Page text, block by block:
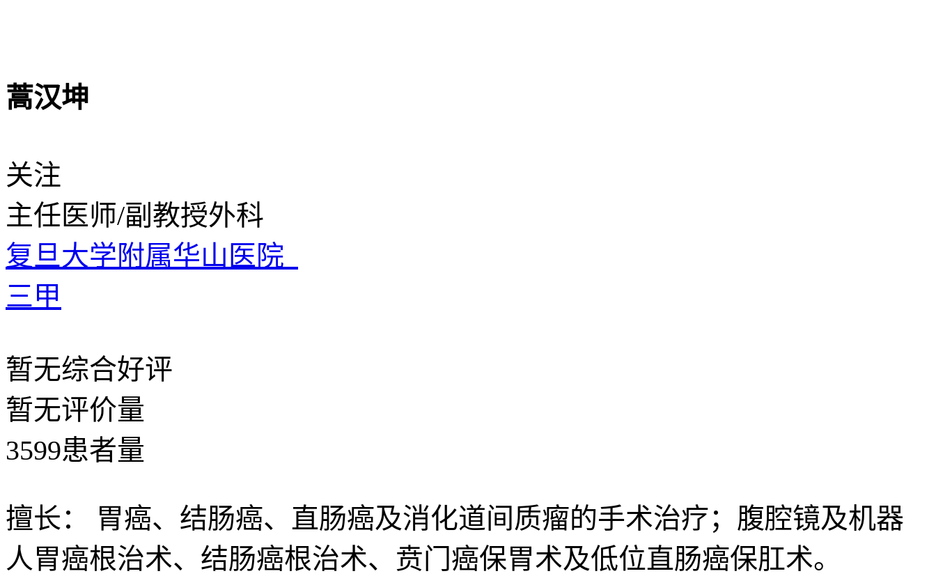
蒿汉坤
关注
主任医师/副教授外科
复旦大学附属华山医院
三甲
暂无综合好评
暂无评价量
3599患者量
擅长：
胃癌、结肠癌、直肠癌及消化道间质瘤的手术治疗；腹腔镜及机器
人胃癌根治术、结肠癌根治术、贲门癌保胃术及低位直肠癌保肛术。